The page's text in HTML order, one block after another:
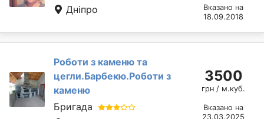
Дніпро
Вказано на
18.09.2018
Роботи з каменю та
цегли.Барбекю.Роботи з
каменю
Бригада
3500
грн / м.куб.
Вказано на
23.03.2025